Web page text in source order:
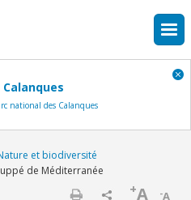
national des Calanques
et biodiversité
de Méditerranée
-A
+A